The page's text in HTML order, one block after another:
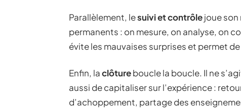
Parallèlement, lesuivi et contrôlejoue son
permanents : on mesure, on analyse, on
évite les mauvaises surprises et permet
Enfin, laclôtureboucle la boucle. Il ne
aussi de capitaliser sur l’expérience :
d’achoppement, partage des